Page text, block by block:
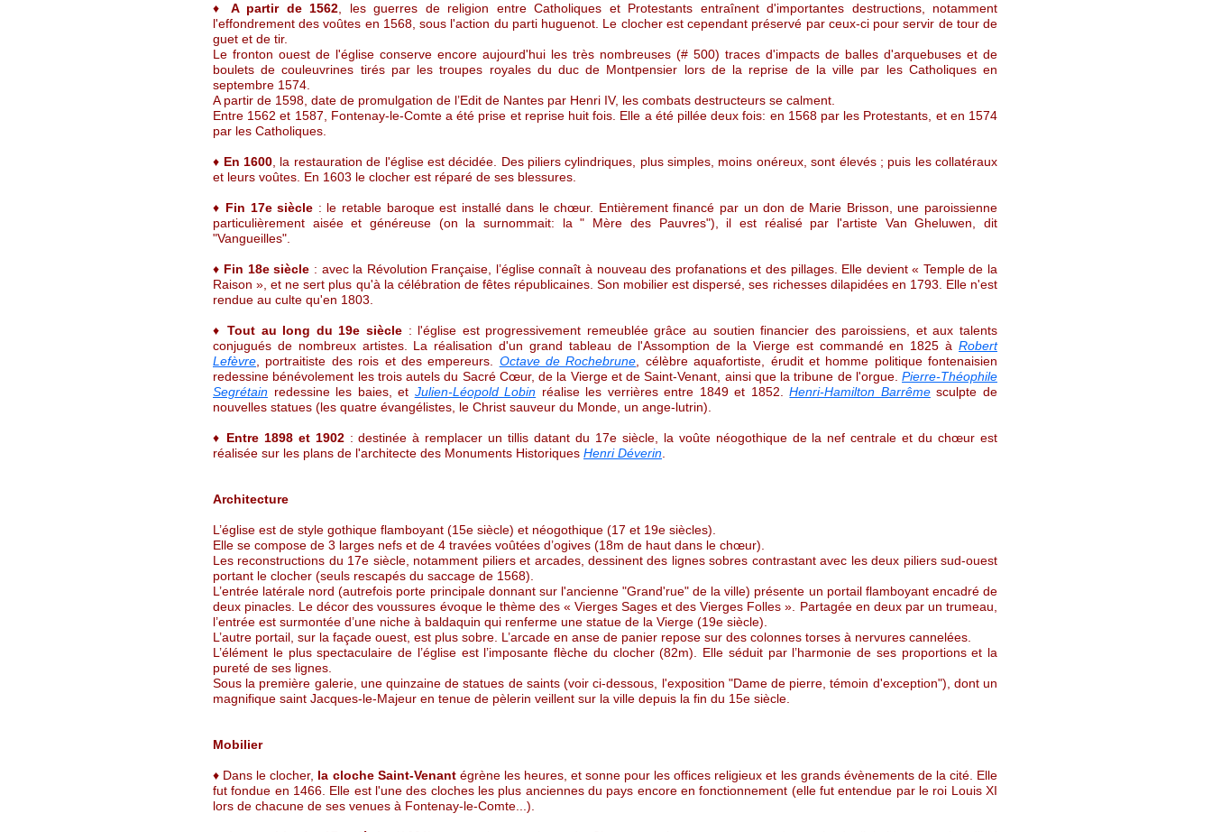
♦ A partir de 1562 , les guerres de religion entre Catholiques et Protestants entraînent d'importantes destructions, notamment
l'effondrement des voûtes en 1568, sous l'action du parti huguenot. Le clocher est cependant préservé par ceux-ci pour servir de tour de
guet et de tir.
Le fronton ouest de l'église conserve encore aujourd'hui les très nombreuses (# 500) traces d'impacts de balles d'arquebuses et de
boulets de couleuvrines tirés par les troupes royales du duc de Montpensier lors de la reprise de la ville par les Catholiques en
septembre 1574.
A partir de 1598, date de promulgation de l’Edit de Nantes par Henri IV, les combats destructeurs se calment.
Entre 1562 et 1587, Fontenay-le-Comte a été prise et reprise huit fois. Elle a été pillée deux fois: en 1568 par les Protestants, et en 1574
par les Catholiques.
♦ En 1600 , la restauration de l'église est décidée. Des piliers cylindriques, plus simples, moins onéreux, sont élevés ; puis les collatéraux
et leurs voûtes. En 1603 le clocher est réparé de ses blessures.
♦ Fin 17e siècle : le retable baroque est installé dans le chœur. Entièrement financé par un don de Marie Brisson, une paroissienne
particulièrement aisée et généreuse (on la surnommait: la " Mère des Pauvres"), il est réalisé par l'artiste Van Gheluwen, dit
"Vangueilles".
♦ Fin 18e siècle : avec la Révolution Française, l’église connaît à nouveau des profanations et des pillages. Elle devient « Temple de la
Raison », et ne sert plus qu'à la célébration de fêtes républicaines. Son mobilier est dispersé, ses richesses dilapidées en 1793. Elle n'est
rendue au culte qu'en 1803.
♦Tout au long du 19e siècle : l'église est progressivement remeublée grâce au soutien financier des paroissiens, et aux talents
conjugués de nombreux artistes. La réalisation d'un grand tableau de l'Assomption de la Vierge est commandé en 1825 à Robert
Lefèvre , portraitiste des rois et des empereurs. Octave de Rochebrune , célèbre aquafortiste, érudit et homme politique fontenaisien
redessine bénévolement les trois autels du Sacré Cœur, de la Vierge et de Saint-Venant, ainsi que la tribune de l'orgue. Pierre-Théophile
Segrétain redessine les baies, et Julien-Léopold Lobin réalise les verrières entre 1849 et 1852.Henri-Hamilton Barrêmesculpte de
nouvelles statues (les quatre évangélistes, le Christ sauveur du Monde, un ange-lutrin).
♦ Entre 1898 et 1902: destinée à remplacer un tillis datant du 17e siècle, la voûte néogothique de la nef centrale et du chœur est
réalisée sur les plans de l'architecte des Monuments Historiques Henri Déverin
Architecture
L’église est de style gothique flamboyant (15e siècle) et néogothique (17 et 19e siècles).
Elle se compose de 3 larges nefs et de 4 travées voûtées d’ogives (18m de haut dans le chœur).
Les reconstructions du 17e siècle, notamment piliers et arcades, dessinent des lignes sobres contrastant avec les deux piliers sud-ouest
portant le clocher (seuls rescapés du saccage de 1568).
L’entrée latérale nord (autrefois porte principale donnant sur l'ancienne "Grand'rue" de la ville) présente un portail flamboyant encadré de
deux pinacles. Le décor des voussures évoque le thème des « Vierges Sages et des Vierges Folles ». Partagée en deux par un trumeau,
l’entrée est surmontée d’une niche à baldaquin qui renferme une statue de la Vierge (19e siècle).
L’autre portail, sur la façade ouest, est plus sobre. L’arcade en anse de panier repose sur des colonnes torses à nervures cannelées.
L’élément le plus spectaculaire de l’église est l’imposante flèche du clocher (82m). Elle séduit par l’harmonie de ses proportions et la
pureté de ses lignes.
Sous la première galerie, une quinzaine de statues de saints (voir ci-dessous, l'exposition "Dame de pierre, témoin d'exception"), dont un
magnifique saint Jacques-le-Majeur en tenue de pèlerin veillent sur la ville depuis la fin du 15e siècle.
Mobilier
♦ Dans le clocher, la cloche Saint-Venantégrène les heures, et sonne pour les offices religieux et les grands évènements de la cité. Elle
fut fondue en 1466. Elle est l'une des cloches les plus anciennes du pays encore en fonctionnement (elle fut entendue par le roi Louis XI
lors de chacune de ses venues à Fontenay-le-Comte...).